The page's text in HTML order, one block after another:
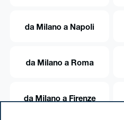
da Milano a Napoli
da Milano a Roma
da Milano a Firenze